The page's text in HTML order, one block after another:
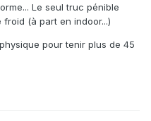
Le seul truc pénible
(à part en indoor...)
pour tenir plus de 45